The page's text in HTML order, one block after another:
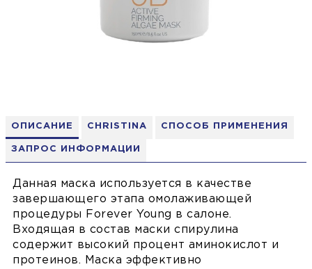
ОПИСАНИЕ CHRISTINA СПОСОБ ПРИМЕНЕНИЯ
ЗАПРОС ИНФОРМАЦИИ
Данная маска используется в качестве
завершающего этапа омолаживающей
процедуры Forever Young в салоне.
Входящая в состав маски спирулина
содержит высокий процент аминокислот и
протеинов. Маска эффективно